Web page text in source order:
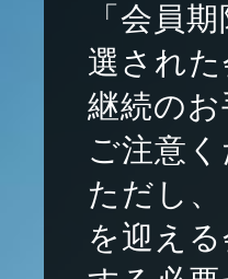
「会員
選され
継続の
ご注意く
ただし
を迎え